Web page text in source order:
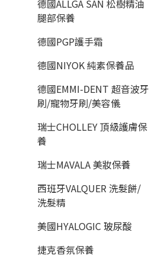
德國ALLGA SAN 松樹精油
腿部保養
德國PGP護手霜
德國NIYOK 純素保養品
德國EMMI-DENT 超音波牙
刷/寵物牙刷/美容儀
瑞士CHOLLEY 頂級護膚保
養
瑞士MAVALA 美妝保養
西班牙VALQUER 洗髮餅/
洗髮精
美國HYALOGIC 玻尿酸
捷克香氛保養